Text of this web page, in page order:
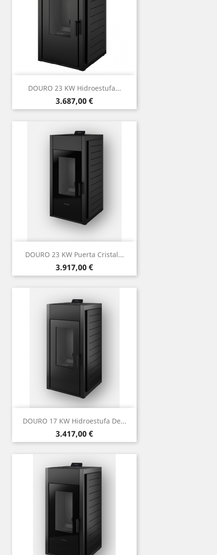
DOURO 23 KW Hidroestufa...
Precio
3.687,00 €
DOURO 23 KW Puerta Cristal...
Precio
3.917,00 €
DOURO 17 KW Hidroestufa De...
Precio
3.417,00 €